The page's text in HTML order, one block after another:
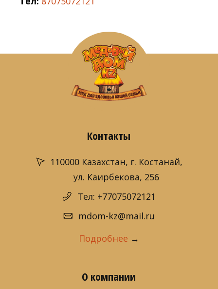
Контакты
110000 Казахстан, г. Костанай,
ул. Каирбекова, 256
Тел: +77075072121
mdom-kz@mail.ru
Подробнее →
О компании